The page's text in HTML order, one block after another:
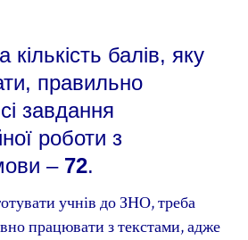
балів, яку
правильно
завдання
роботи з
– 72.
учнів до ЗНО, треба
працювати з текстами, адже